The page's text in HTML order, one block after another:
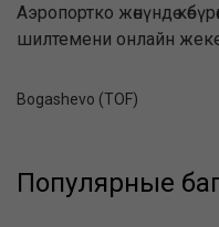
Аэропортко жөнүндө
шилтемени онлайн
Bogashevo (TOF)
Популярные